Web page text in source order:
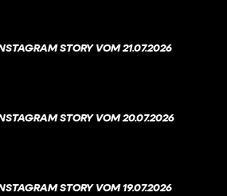
STORY VOM 21.07.2026
STORY VOM 20.07.2026
STORY VOM 19.07.2026